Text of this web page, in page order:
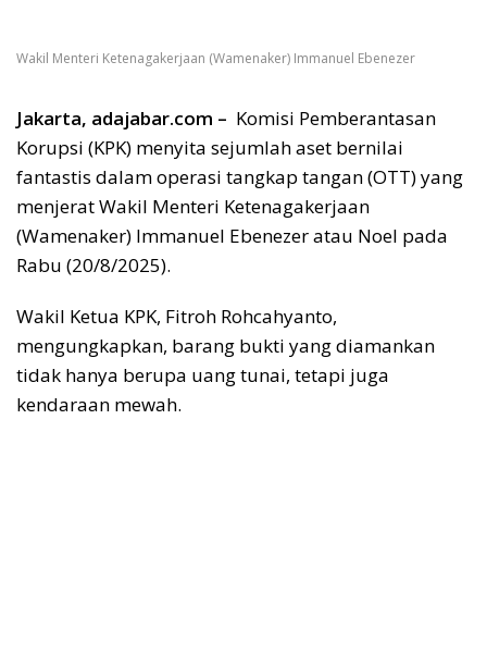
Wakil Menteri Ketenagakerjaan (Wamenaker) Immanuel Ebenezer
Jakarta, adajabar.com – Komisi Pemberantasan
Korupsi (KPK) menyita sejumlah aset bernilai
fantastis dalam operasi tangkap tangan (OTT) yang
menjerat Wakil Menteri Ketenagakerjaan
(Wamenaker) Immanuel Ebenezer atau Noel pada
Rabu (20/8/2025).
Wakil Ketua KPK, Fitroh Rohcahyanto,
mengungkapkan, barang bukti yang diamankan
tidak hanya berupa uang tunai, tetapi juga
kendaraan mewah.